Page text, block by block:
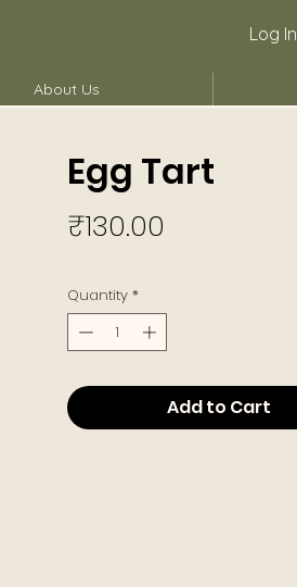
Log In
About Us
Egg Tart
₹130.00
Quantity *
Add to Cart